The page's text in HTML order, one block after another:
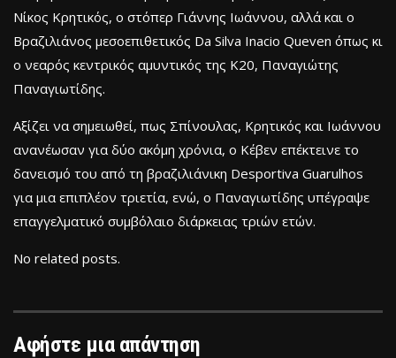
Νίκος Κρητικός, ο στόπερ Γιάννης Ιωάννου, αλλά και ο
Βραζιλιάνος μεσοεπιθετικός Da Silva Inacio Queven όπως κι
ο νεαρός κεντρικός αμυντικός της Κ20, Παναγιώτης
Παναγιωτίδης.
Αξίζει να σημειωθεί, πως Σπίνουλας, Κρητικός και Ιωάννου
ανανέωσαν για δύο ακόμη χρόνια, ο Κέβεν επέκτεινε το
δανεισμό του από τη βραζιλιάνικη Desportiva Guarulhos
για μια επιπλέον τριετία, ενώ, ο Παναγιωτίδης υπέγραψε
επαγγελματικό συμβόλαιο διάρκειας τριών ετών.
No related posts.
Αφήστε μια απάντηση